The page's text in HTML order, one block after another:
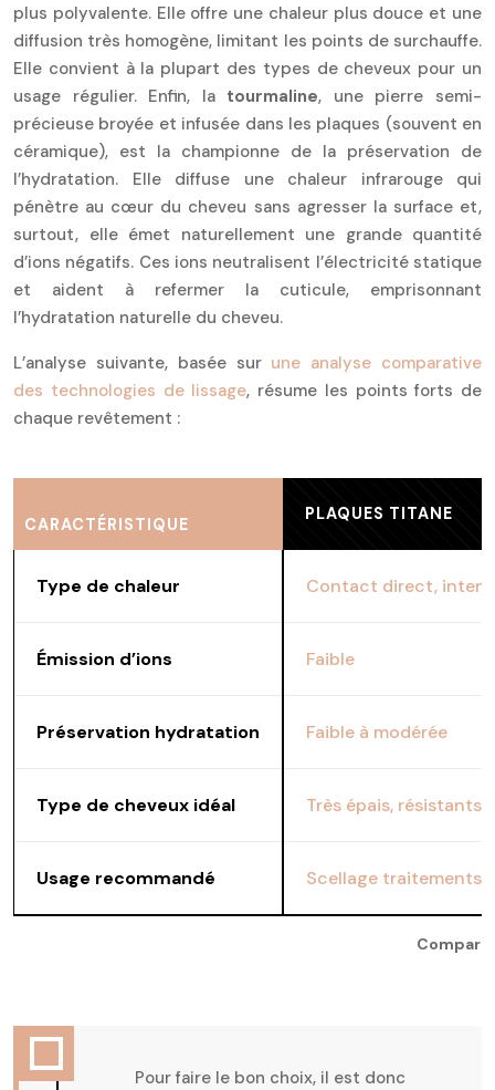
plus polyvalente. Elle offre une chaleur plus douce et une
diffusion très homogène, limitant les points de surchauffe.
Elle convient à la plupart des types de cheveux pour un
usage régulier. Enfin, la tourmaline, une pierre semi-
précieuse broyée et infusée dans les plaques (souvent en
céramique), est la championne de la préservation de
l’hydratation. Elle diffuse une chaleur infrarouge qui
pénètre au cœur du cheveu sans agresser la surface et,
surtout, elle émet naturellement une grande quantité
d’ions négatifs. Ces ions neutralisent l’électricité statique
et aident à refermer la cuticule, emprisonnant
l’hydratation naturelle du cheveu.
L’analyse suivante, basée sur une analyse comparative
des technologies de lissage, résume les points forts de
chaque revêtement :
CARACTÉRISTIQUE
PLAQUES TITANE
Type de chaleur Contact direct,
Émission d’ions Faible
Préservation hydratation Faible à modérée
Type de cheveux idéal Très épais, résistants,
Usage recommandé Scellage traitements
Pour faire le bon choix, il est donc